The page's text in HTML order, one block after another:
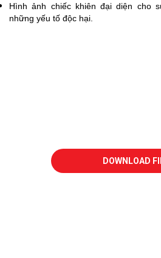
Hình ảnh chiếc khiên đại diện cho
những yếu tố độc hại.
DOWNLOAD